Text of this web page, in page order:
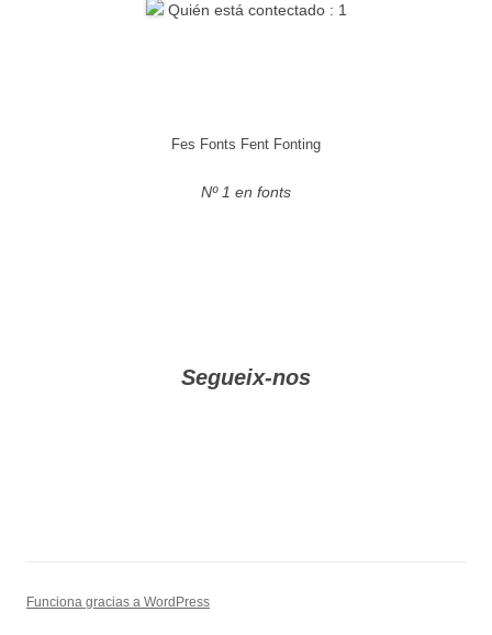
Quién está contectado : 1
Fes Fonts Fent Fonting
Nº 1 en fonts
Segueix-nos
Funciona gracias a WordPress